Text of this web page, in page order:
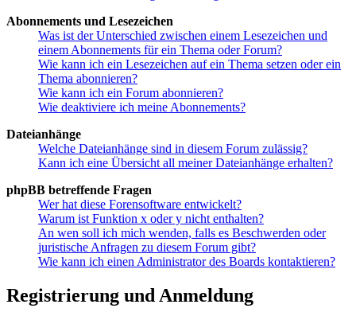
Abonnements und Lesezeichen
Was ist der Unterschied zwischen einem Lesezeichen und
einem Abonnements für ein Thema oder Forum?
Wie kann ich ein Lesezeichen auf ein Thema setzen oder ein
Thema abonnieren?
Wie kann ich ein Forum abonnieren?
Wie deaktiviere ich meine Abonnements?
Dateianhänge
Welche Dateianhänge sind in diesem Forum zulässig?
Kann ich eine Übersicht all meiner Dateianhänge erhalten?
phpBB betreffende Fragen
Wer hat diese Forensoftware entwickelt?
Warum ist Funktion x oder y nicht enthalten?
An wen soll ich mich wenden, falls es Beschwerden oder
juristische Anfragen zu diesem Forum gibt?
Wie kann ich einen Administrator des Boards kontaktieren?
Registrierung und Anmeldung